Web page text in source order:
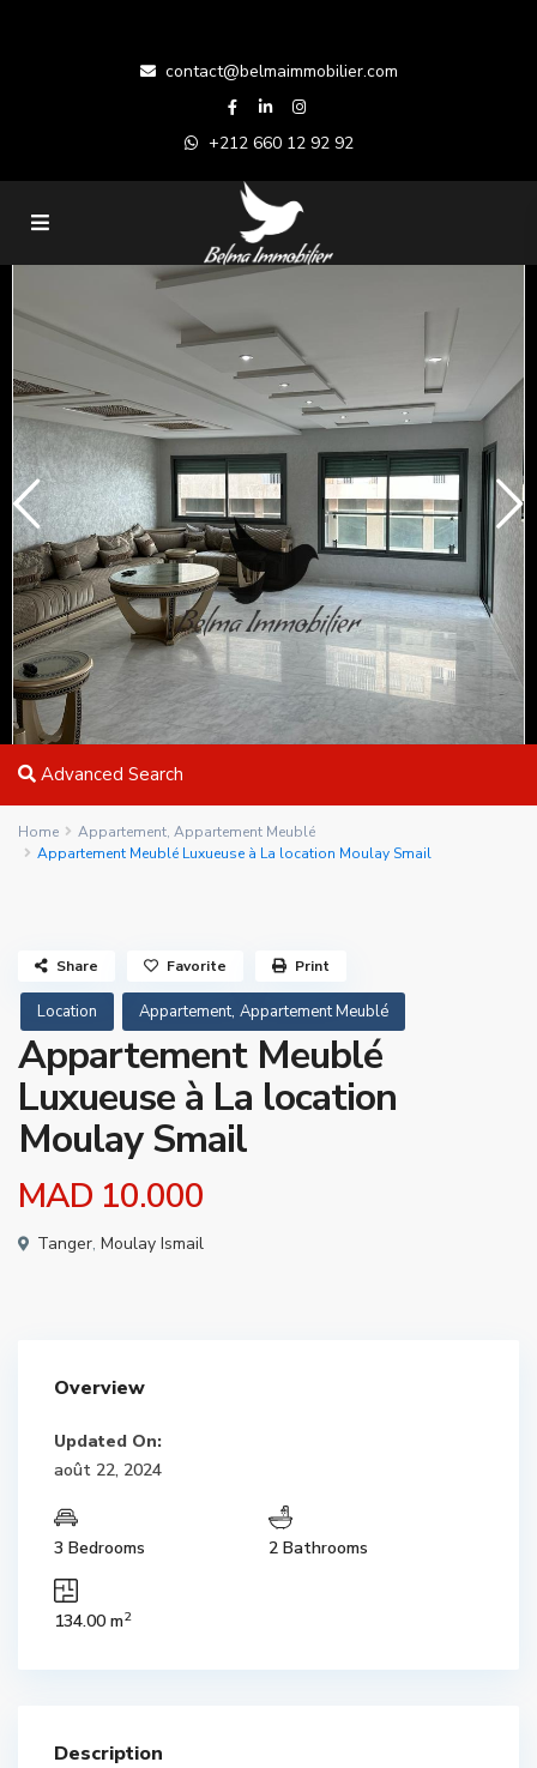
contact@belmaimmobilier.com
+212 660 12 92 92
Advanced Search
Home Appartement, Appartement Meublé
Appartement Meublé Luxueuse à La location Moulay Smail
Location Appartement, Appartement Meublé
Appartement Meublé
Luxueuse à La location
Moulay Smail
MAD 10.000
Tanger, Moulay Ismail
Share Favorite Print
Overview
Updated On:
août 22, 2024
3 Bedrooms 2 Bathrooms
134.00 m2
Description